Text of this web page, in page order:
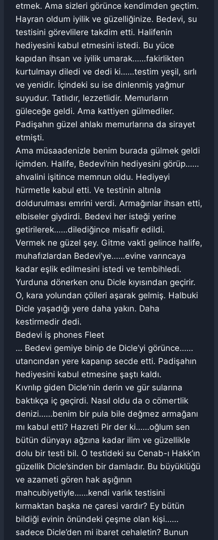
etmek. Ama sizleri görünce kendimden geçtim.
Hayran oldum iyilik ve güzelliğinize. Bedevi, su
testisini görevlilere takdim etti. Halifenin
hediyesini kabul etmesini istedi. Bu yüce
kapıdan ihsan ve iyilik umarak……fakirlikten
kurtulmayı diledi ve dedi ki……testim yeşil, sırlı
ve yenidir. İçindeki su ise dinlenmiş yağmur
suyudur. Tatlıdır, lezzetlidir. Memurların
güleceğe geldi. Ama kattiyen gülmediler.
Padişahın güzel ahlakı memurlarına da sirayet
etmişti.
Ama müsaadenizle benim burada gülmek geldi
içimden. Halife, Bedevi’nin hediyesini görüp……
ahvalini işitince memnun oldu. Hediyeyi
hürmetle kabul etti. Ve testinin altınla
doldurulması emrini verdi. Armağınlar ihsan etti,
elbiseler giydirdi. Bedevi her isteği yerine
getirilerek……dilediğince misafir edildi.
Vermek ne güzel şey. Gitme vakti gelince halife,
muhafızlardan Bedevi’ye……evine varıncaya
kadar eşlik edilmesini istedi ve tembihledi.
Yurduna dönerken onu Dicle kıyısından geçirir.
O, kara yolundan çölleri aşarak gelmiş. Halbuki
Dicle yaşadığı yere daha yakın. Daha
kestirmedir dedi.
Bedevi iş phones Fleet
… Bedevi gemiye binip de Dicle’yi görünce……
utancından yere kapanıp secde etti. Padişahın
hediyesini kabul etmesine şaştı kaldı.
Kıvrılıp giden Dicle’nin derin ve gür sularına
baktıkça iç geçirdi. Nasıl oldu da o cömertlik
denizi……benim bir pula bile değmez armağanı
mı kabul etti? Hazreti Pir der ki……oğlum sen
bütün dünyayı ağzına kadar ilim ve güzellikle
dolu bir testi bil. O testideki su Cenab-ı Hakk’ın
güzellik Dicle’sinden bir damladır. Bu büyüklüğü
ve azameti gören hak aşığının
mahcubiyetiyle……kendi varlık testisini
kırmaktan başka ne çaresi vardır? Ey bütün
bildiği evinin önündeki çeşme olan kişi……
sadece Dicle’den mi ibaret cehaletin? Bunun